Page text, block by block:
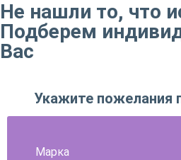
Не нашли то, что
Подберем
Вас
Укажите пожелания
Марка